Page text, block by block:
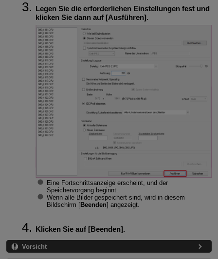
Legen Sie die erforderlichen Einstellungen fest und
klicken Sie dann auf [Ausführen].
Eine Fortschrittsanzeige erscheint, und der
Speichervorgang beginnt.
Wenn alle Bilder gespeichert sind, wird in diesem
Bildschirm [Beenden] angezeigt.
Klicken Sie auf [Beenden].
Vorsicht